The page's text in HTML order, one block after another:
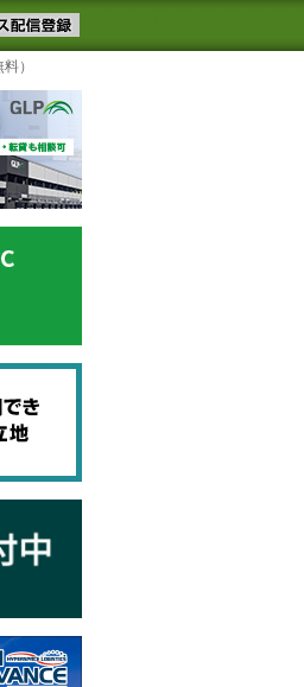
ニュースメール配信を登録す
マ
）